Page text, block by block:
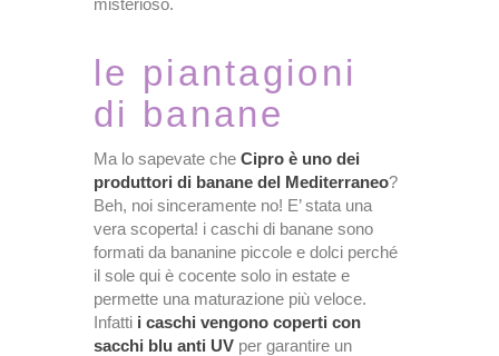
misterioso.
le piantagioni
di banane
Ma lo sapevate che Cipro è uno dei
produttori di banane del Mediterraneo?
Beh, noi sinceramente no! E’ stata una
vera scoperta! i caschi di banane sono
formati da bananine piccole e dolci perché
il sole qui è cocente solo in estate e
permette una maturazione più veloce.
Infatti i caschi vengono coperti con
sacchi blu anti UV per garantire un